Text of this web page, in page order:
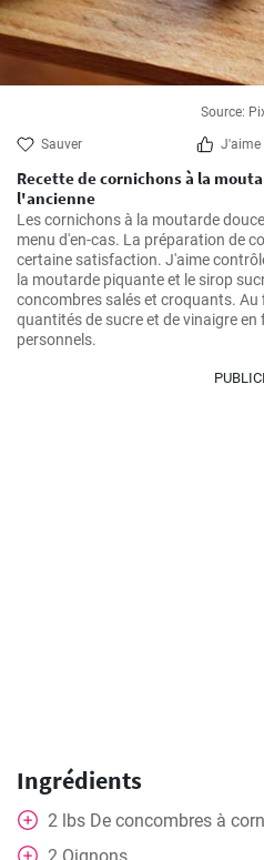
Source:
Sauver J'aime
Recette de cornichons à la
l'ancienne
Les cornichons à la moutarde
menu d'en-cas. La préparation de
certaine satisfaction. J'aime
la moutarde piquante et le sirop
concombres salés et croquants. Au
quantités de sucre et de vinaigre
personnels.
Ingrédients
2 lbs De concombres à